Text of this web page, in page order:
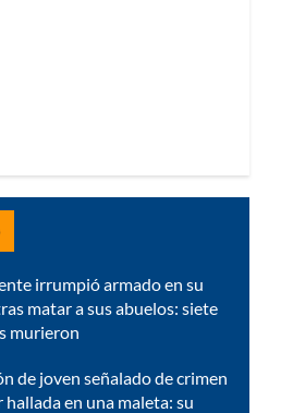
irrumpió armado en su
matar a sus abuelos: siete
murieron
de joven señalado de crimen
hallada en una maleta: su